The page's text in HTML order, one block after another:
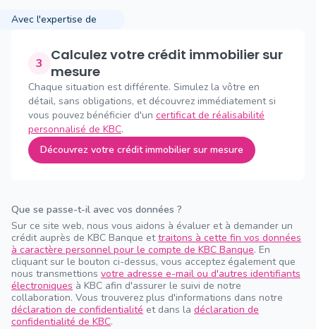
Avec l'expertise de
3
Calculez votre crédit immobilier sur
mesure
Chaque situation est différente. Simulez la vôtre en
détail, sans obligations, et découvrez immédiatement si
vous pouvez bénéficier d'un certificat de réalisabilité
personnalisé de KBC.
Découvrez votre crédit immobilier sur mesure
Que se passe-t-il avec vos données ?
Sur ce site web, nous vous aidons à évaluer et à demander un
crédit auprès de KBC Banque ettraitons à cette fin vos données
à caractère personnel pour le compte de KBC Banque. En
cliquant sur le bouton ci-dessus, vous acceptez également que
nous transmettions votre adresse e-mail ou d'autres identifiants
électroniques à KBC afin d'assurer le suivi de notre
collaboration. Vous trouverez plus d'informations dans notre
déclaration de confidentialité et dans la déclaration de
confidentialité de KBC.